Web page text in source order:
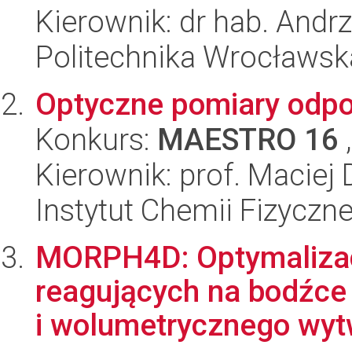
Kierownik: dr hab.
Politechnika
Optyczne pomiary
Konkurs: MAESTRO 16
Kierownik: prof. Maciej
Instytut Chemii
MORPH4D:
reagujących na
i wolumetrycznego